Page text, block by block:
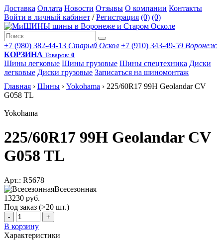
Доставка Оплата Новости Отзывы О компании Контакты
Войти в личный кабинет / Регистрация (0) (0)
+7 (980) 382-44-13 Старый Оскол +7 (910) 343-49-59 Воронеж
КОРЗИНА Товаров: 0
Шины легковые Шины грузовые Шины спецтехника Диски
легковые Диски грузовые Записаться на шиномонтаж
Главная › Шины › Yokohama › 225/60R17 99H Geolandar CV
G058 TL
Yokohama
225/60R17 99H Geolandar CV
G058 TL
Арт.: R5678
Всесезонная
13230 руб.
Под заказ (>20 шт.)
- +
В корзину
Характеристики